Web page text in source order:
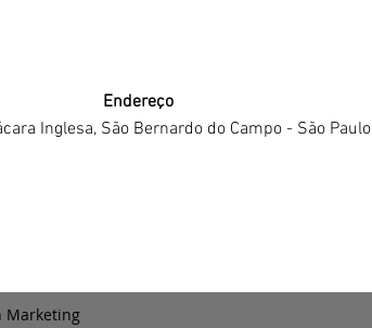
Endereço
Inglesa, São Bernardo do Campo - São Paulo
Marketing